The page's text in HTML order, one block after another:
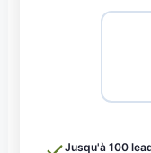
Jusqu'à 100